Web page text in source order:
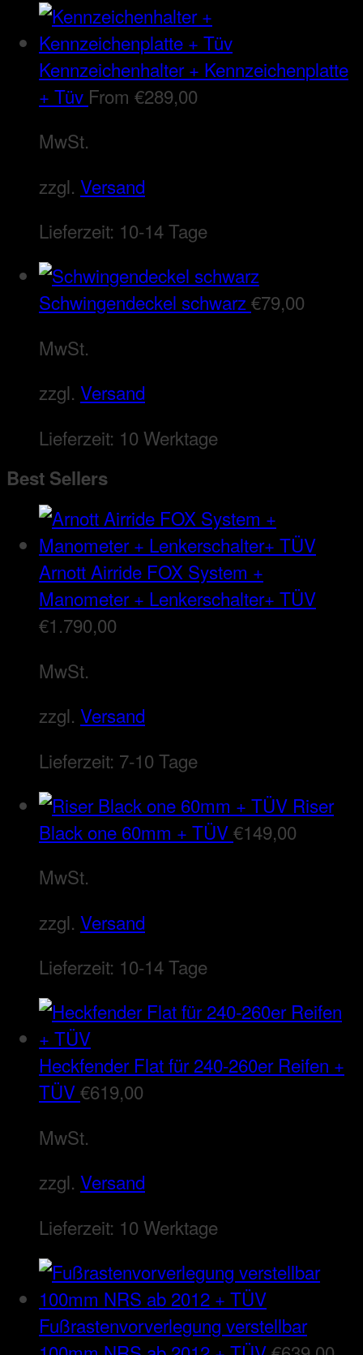
Kennzeichenhalter + Kennzeichenplatte
+ Tüv From €289,00
MwSt.
zzgl. Versand
Lieferzeit: 10-14 Tage
Schwingendeckel schwarz€79,00
MwSt.
zzgl. Versand
Lieferzeit: 10 Werktage
Best Sellers
Arnott Airride FOX System +
Manometer + Lenkerschalter+ TÜV
€1.790,00
MwSt.
zzgl. Versand
Lieferzeit: 7-10 Tage
Riser
Black one 60mm + TÜV€149,00
MwSt.
zzgl. Versand
Lieferzeit: 10-14 Tage
Heckfender Flat für 240-260er Reifen +
TÜV€619,00
MwSt.
zzgl. Versand
Lieferzeit: 10 Werktage
Fußrastenvorverlegung verstellbar